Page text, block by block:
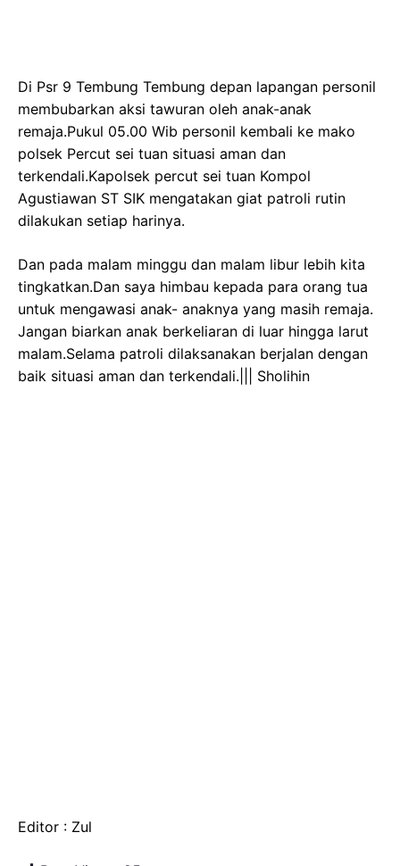
Di Psr 9 Tembung Tembung depan lapangan personil
membubarkan aksi tawuran oleh anak-anak
remaja.Pukul 05.00 Wib personil kembali ke mako
polsek Percut sei tuan situasi aman dan
terkendali.Kapolsek percut sei tuan Kompol
Agustiawan ST SIK mengatakan giat patroli rutin
dilakukan setiap harinya.
Dan pada malam minggu dan malam libur lebih kita
tingkatkan.Dan saya himbau kepada para orang tua
untuk mengawasi anak- anaknya yang masih remaja.
Jangan biarkan anak berkeliaran di luar hingga larut
malam.Selama patroli dilaksanakan berjalan dengan
baik situasi aman dan terkendali.||| Sholihin
Editor : Zul